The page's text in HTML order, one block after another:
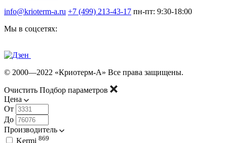
info@krioterm-a.ru +7 (499) 213-43-17 пн-пт: 9:30-18:00
Мы в соцсетях:
© 2000—2022 «Криотерм-А» Все права защищены.
Очистить Подбор параметров
Цена
От
До
Производитель
Kermi 869